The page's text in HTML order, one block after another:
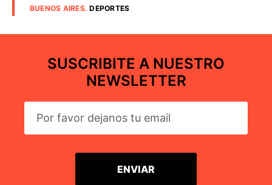
BUENOS AIRES.DEPORTES
SUSCRIBITE A NUESTRO
NEWSLETTER